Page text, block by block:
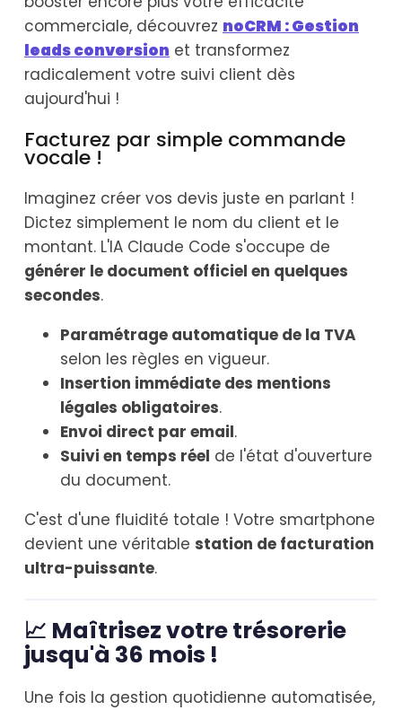
commerciale, découvrez noCRM : Gestion
leads conversion et transformez
radicalement votre suivi client dès
aujourd'hui !
Facturez par simple commande
vocale !
Imaginez créer vos devis juste en parlant !
Dictez simplement le nom du client et le
montant. L'IA Claude Code s'occupe de
générer le document officiel en quelques
secondes.
Paramétrage automatique de la TVA
selon les règles en vigueur.
Insertion immédiate des mentions
légales obligatoires.
Envoi direct par email.
Suivi en temps réel de l'état d'ouverture
du document.
C'est d'une fluidité totale ! Votre smartphone
devient une véritable station de facturation
ultra-puissante.
📈 Maîtrisez votre trésorerie
jusqu'à 36 mois !
Une fois la gestion quotidienne automatisée,